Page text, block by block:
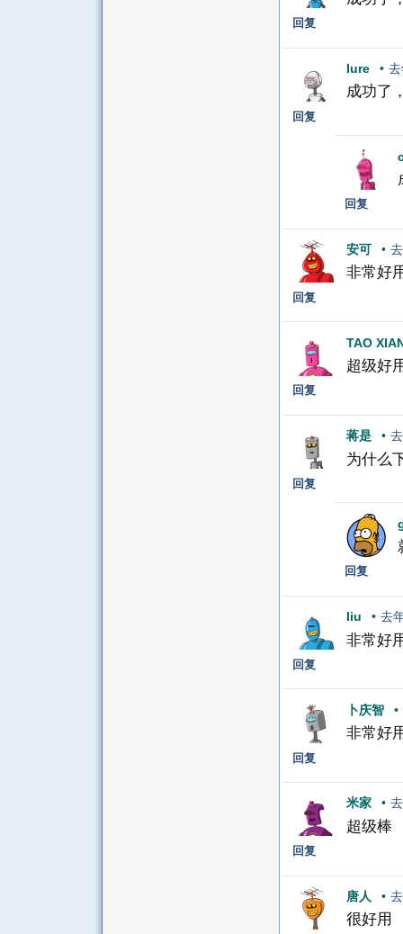
回复
lure •
成功了
回复
回复
安可 •
非常好
回复
TAO
超级好
回复
蒋是 •
为什么
回复
回复
liu • 去
非常好
回复
卜庆智 •
非常好
回复
米家 •
超级棒
回复
唐人 •
很好用